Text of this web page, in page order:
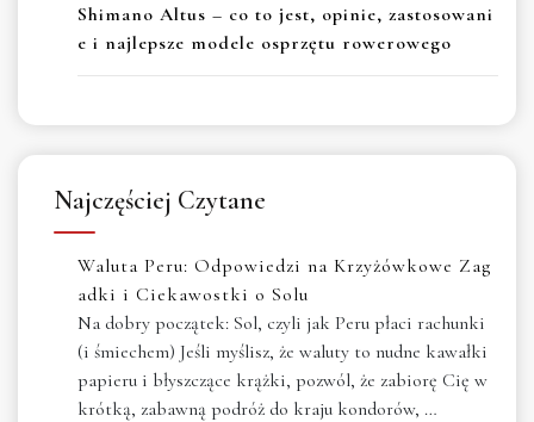
Shimano Altus – co to jest, opinie, zastosowani
e i najlepsze modele osprzętu rowerowego
Najczęściej Czytane
Waluta Peru: Odpowiedzi na Krzyżówkowe Zag
adki i Ciekawostki o Solu
Na dobry początek: Sol, czyli jak Peru płaci rachunki
(i śmiechem) Jeśli myślisz, że waluty to nudne kawałki
papieru i błyszczące krążki, pozwól, że zabiorę Cię w
krótką, zabawną podróż do kraju kondorów, …